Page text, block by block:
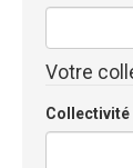
Votre
Collectivité